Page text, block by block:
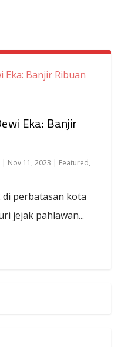
Eka: Banjir
| Nov 11, 2023 | Featured,
di perbatasan kota
jejak pahlawan...